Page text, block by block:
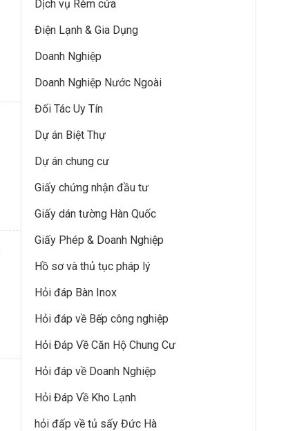
Dịch vụ Rèm cửa
Điện Lạnh & Gia Dụng
Doanh Nghiệp
Doanh Nghiệp Nước Ngoài
Đối Tác Uy Tín
Dự án Biệt Thự
Dự án chung cư
Giấy chứng nhận đầu tư
Giấy dán tường Hàn Quốc
Giấy Phép & Doanh Nghiệp
Hồ sơ và thủ tục pháp lý
Hỏi đáp Bàn Inox
Hỏi đáp về Bếp công nghiệp
Hỏi Đáp Về Căn Hộ Chung Cư
Hỏi đáp về Doanh Nghiệp
Hỏi Đáp Về Kho Lạnh
hỏi đấp về tủ sấy Đức Hà